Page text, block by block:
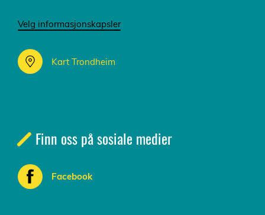
Velg informasjonskapsler
Kart Trondheim
Finn oss på sosiale medier
Facebook